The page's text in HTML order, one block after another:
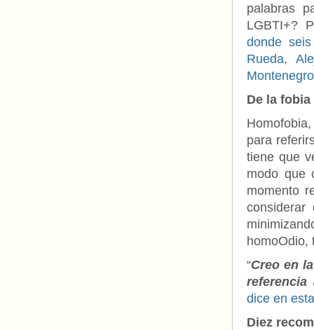
palabras
LGBTI+?
donde
Rueda,
De la
para
tiene que
modo que
momento
homoOdio,
“Creo en
dice en
Diez